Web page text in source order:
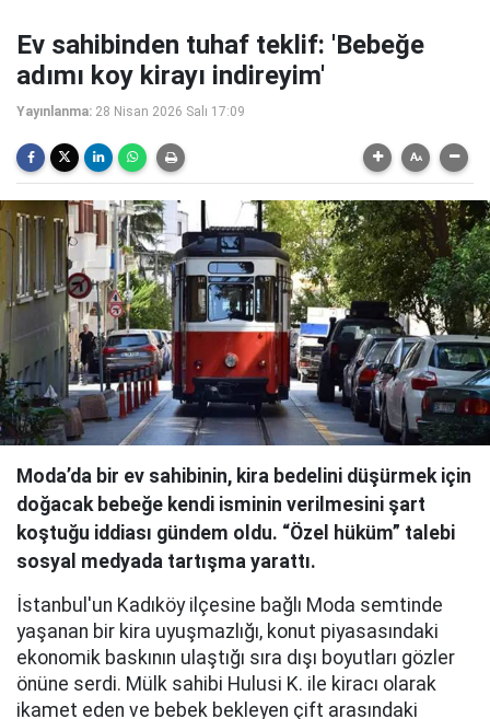
Ev sahibinden tuhaf teklif: 'Bebeğe
adımı koy kirayı indireyim'
Yayınlanma: 28 Nisan 2026 Salı 17:09
Moda’da bir ev sahibinin, kira bedelini düşürmek için
doğacak bebeğe kendi isminin verilmesini şart
koştuğu iddiası gündem oldu. “Özel hüküm” talebi
sosyal medyada tartışma yarattı.
İstanbul'un Kadıköy ilçesine bağlı Moda semtinde
yaşanan bir kira uyuşmazlığı, konut piyasasındaki
ekonomik baskının ulaştığı sıra dışı boyutları gözler
önüne serdi. Mülk sahibi Hulusi K. ile kiracı olarak
ikamet eden ve bebek bekleyen çift arasındaki